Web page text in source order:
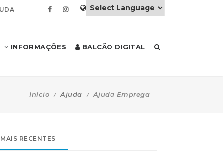
INFORMAÇÕES BALCÃO DIGITAL
Início Ajuda Ajuda Emprega
MAIS RECENTES